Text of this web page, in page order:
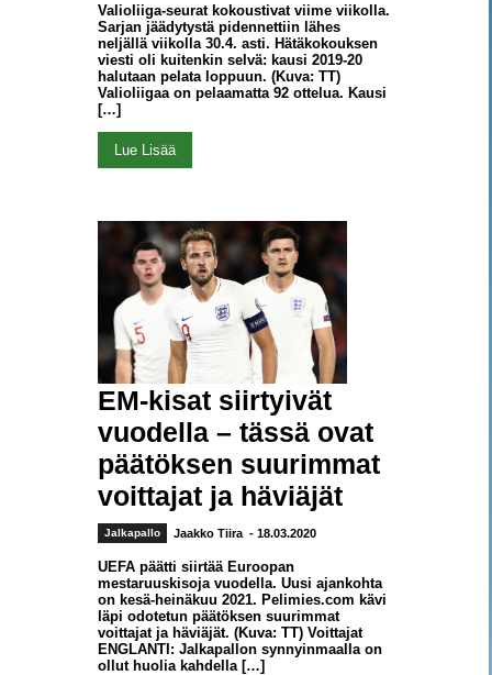
Valioliiga-seurat kokoustivat viime viikolla.
Sarjan jäädytystä pidennettiin lähes
neljällä viikolla 30.4. asti. Hätäkokouksen
viesti oli kuitenkin selvä: kausi 2019-20
halutaan pelata loppuun. (Kuva: TT)
Valioliigaa on pelaamatta 92 ottelua. Kausi
[…]
Lue Lisää
EM-kisat siirtyivät
vuodella – tässä ovat
päätöksen suurimmat
voittajat ja häviäjät
Jalkapallo Jaakko Tiira - 18.03.2020
UEFA päätti siirtää Euroopan
mestaruuskisoja vuodella. Uusi ajankohta
on kesä-heinäkuu 2021. Pelimies.com kävi
läpi odotetun päätöksen suurimmat
voittajat ja häviäjät. (Kuva: TT) Voittajat
ENGLANTI: Jalkapallon synnyinmaalla on
ollut huolia kahdella […]